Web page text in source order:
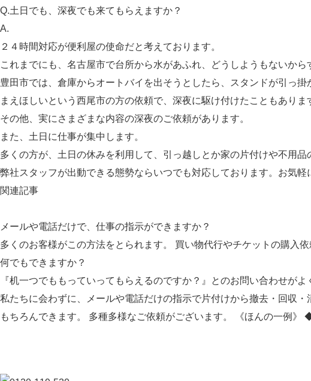
Q.土日でも、深夜でも来てもらえますか？
A.
２４時間対応が便利屋の使命だと考えております。
これまでにも、名古屋市で台所から水があふれ、どうしようもないか
豊田市では、倉庫からオートバイを出そうとしたら、スタンドが引っ
まえほしいという西尾市の方の依頼で、深夜に駆け付けたこともありま
その他、実にさまざまな内容の深夜のご依頼があります。
また、土日に仕事が集中します。
多くの方が、土日の休みを利用して、引っ越しとか家の片付けや不用品
弊社スタッフが出動できる態勢ならいつでも対応しております。お気軽
関連記事
メールや電話だけで、仕事の指示ができますか？
多くのお客様がこの方法をとられます。 買い物代行やチケットの購入
何でもできますか？
『机一つでももっていってもらえるのですか？』とのお問い合わせが
私たちに会わずに、メールや電話だけの指示で片付けから撤去・回収・
もちろんできます。 多種多様なご依頼がございます。 《ほんの一例